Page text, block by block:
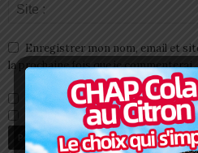
Enregistrer mon nom, email et
la prochaine fois que je commenterai.
Prévenez-moi de tous les
Prévenez-moi de tous les